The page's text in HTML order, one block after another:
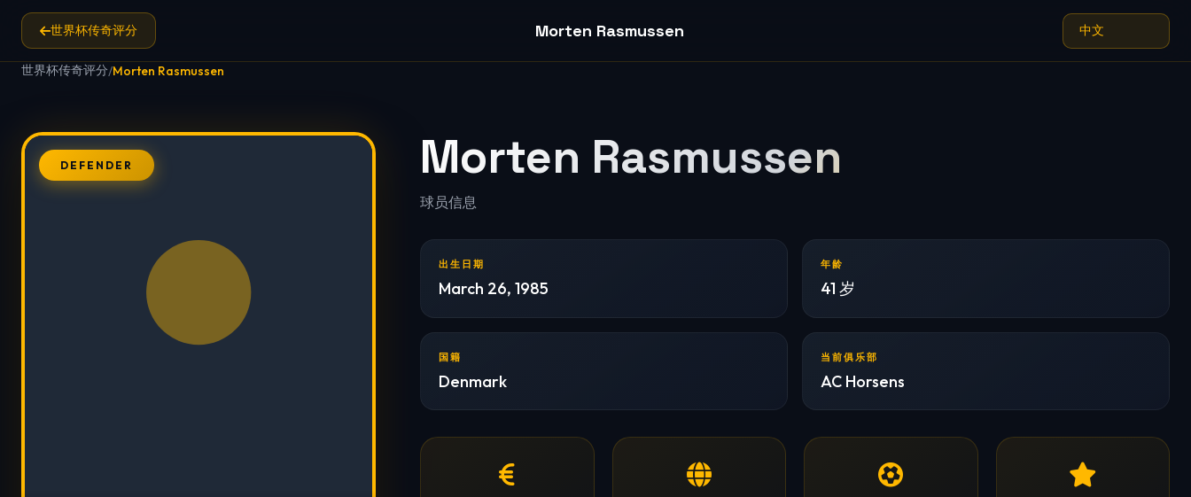
世界杯传奇评分 Morten Rasmussen
世界杯传奇评分/Morten Rasmussen
DEFENDER Morten Rasmussen
球员信息
出生日期
March 26, 1985
年龄
41 岁
国籍
Denmark
当前俱乐部
AC Horsens